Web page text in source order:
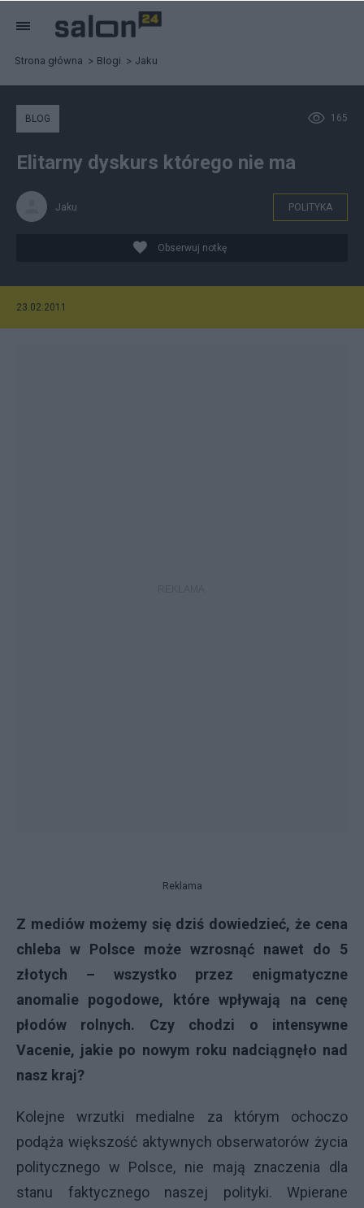
Strona główna Blogi Jaku
165
BLOG
Elitarny dyskurs którego nie ma
Jaku POLITYKA
Obserwuj notkę
23.02.2011
Reklama
Z mediów możemy się dziś dowiedzieć, że cena
chleba w Polsce może wzrosnąć nawet do 5
złotych – wszystko przez enigmatyczne
anomalie pogodowe, które wpływają na cenę
płodów rolnych. Czy chodzi o intensywne
Vacenie, jakie po nowym roku nadciągnęło nad
nasz kraj?
Kolejne wrzutki medialne za którym ochoczo
podąża większość aktywnych obserwatorów życia
politycznego w Polsce, nie mają znaczenia dla
stanu faktycznego naszej polityki. Wpierane